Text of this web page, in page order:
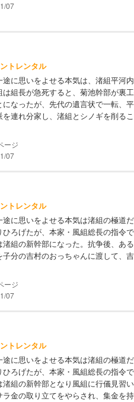
07
トレンタル
に思いをよせる本気は、渚組平河
は組長が急死すると、菊池幹部が裏
なったが、先代の遺言状で一転、
を連れ分家し、渚組とシノギを削る
07
トレンタル
に思いをよせる本気は渚組の極道
ひろげたが、本家・風組総長の指令
渚組の新幹部になった。抗争後、あ
分の吉村のおっちゃんに渡して、
07
トレンタル
に思いをよせる本気は渚組の極道
ひろげたが、本家・風組総長の指令
渚組の新幹部となり風組に行儀見習
ラ金の取り立てをやらされ、集金を